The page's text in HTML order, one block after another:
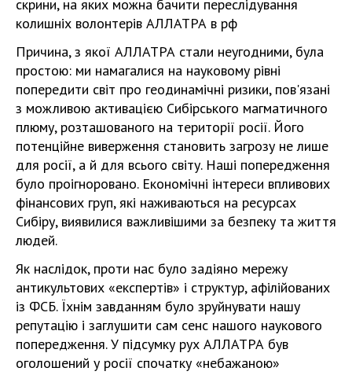
скрини, на яких можна бачити переслідування
колишніх волонтерів АЛЛАТРА в рф
Причина, з якої АЛЛАТРА стали неугодними, була
простою: ми намагалися на науковому рівні
попередити світ про геодинамічні ризики, пов'язані
з можливою активацією Сибірського магматичного
плюму, розташованого на території росії. Його
потенційне виверження становить загрозу не лише
для росії, а й для всього світу. Наші попередження
було проігноровано. Економічні інтереси впливових
фінансових груп, які наживаються на ресурсах
Сибіру, виявилися важливішими за безпеку та життя
людей.
Як наслідок, проти нас було задіяно мережу
антикультових «експертів» і структур, афілійованих
із ФСБ. Їхнім завданням було зруйнувати нашу
репутацію і заглушити сам сенс нашого наукового
попередження. У підсумку рух АЛЛАТРА був
оголошений у росії спочатку «небажаною»